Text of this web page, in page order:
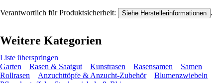
Verantwortlich für Produktsicherheit: Siehe Herstellerinformationen .
Weitere Kategorien
Liste überspringen
Garten
Rasen & Saatgut Kunstrasen Rasensamen
Samen
Rollrasen
Anzuchttöpfe & Anzucht-Zubehör
Blumenzwiebeln